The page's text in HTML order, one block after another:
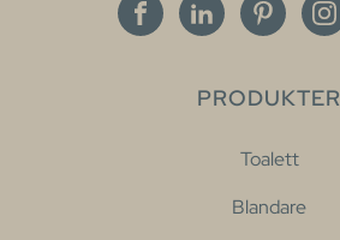
PRODUKTER
Toalett
Blandare